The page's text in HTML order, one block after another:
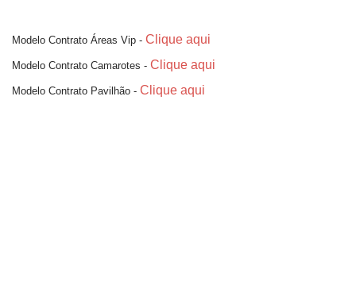
Modelo Contrato Áreas Vip - Clique aqui
Modelo Contrato Camarotes - Clique aqui
Modelo Contrato Pavilhão - Clique aqui